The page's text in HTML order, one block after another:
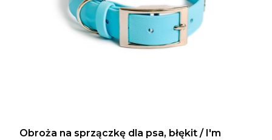
Obroża na sprzączkę dla psa, błękit / I'm